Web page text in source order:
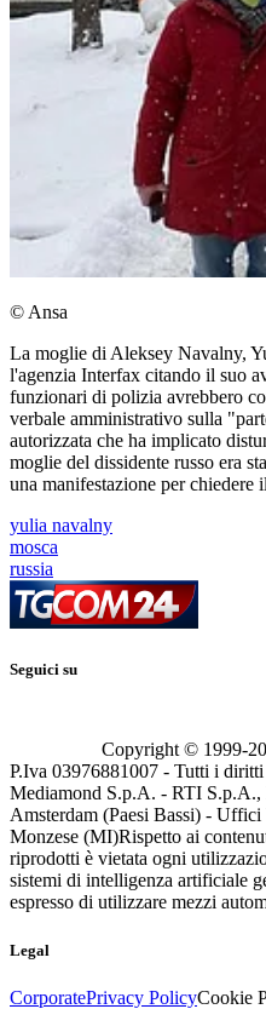
© Ansa
La moglie di Aleksey Navalny,
l'agenzia Interfax citando il suo
funzionari di polizia avrebbero
verbale amministrativo sulla
autorizzata che ha implicato
moglie del dissidente russo era
una manifestazione per chiedere
yulia navalny
mosca
russia
Seguici su
Copyright © 1999-
P.Iva 03976881007 - Tutti i
Mediamond S.p.A. - RTI S.p.A.,
Amsterdam (Paesi Bassi) -
Monzese (MI)Rispetto ai
riprodotti è vietata ogni
sistemi di intelligenza artificiale
espresso di utilizzare mezzi
Legal
CorporatePrivacy PolicyCookie